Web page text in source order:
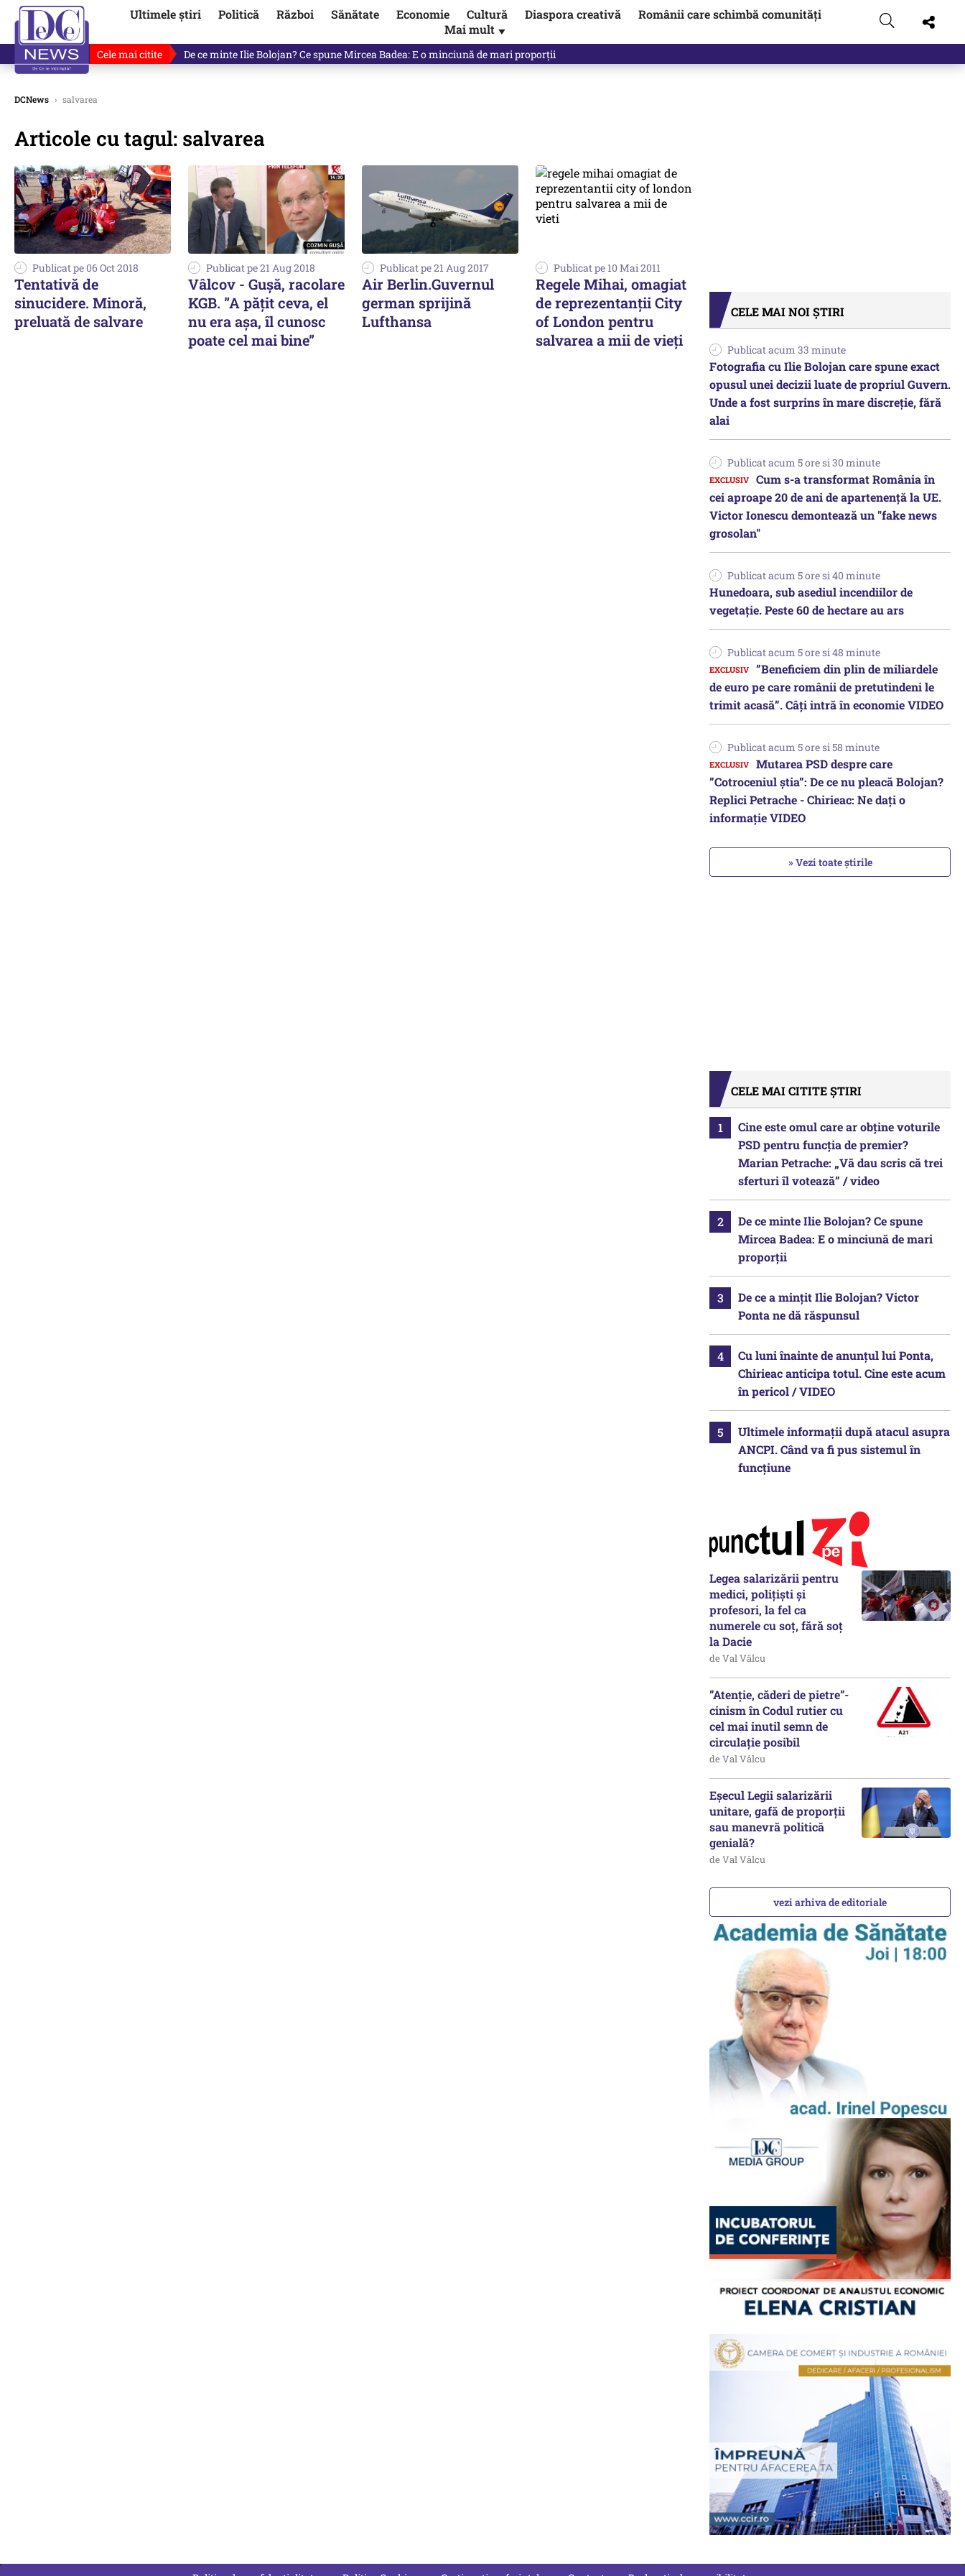
Ultimele știri Politică Război Sănătate Economie Cultură Diaspora creativă
Românii care schimbă comunități
Mai mult ▼
Cele mai citite De ce a mințit Ilie Bolojan? Victor Ponta ne dă răspunsul
DCNews › salvarea
Articole cu tagul: salvarea
Publicat pe 06 Oct 2018
Tentativă de
sinucidere. Minoră,
preluată de salvare
Publicat pe 21 Aug 2018
Vâlcov - Gușă, racolare
KGB. ”A pățit ceva, el
nu era așa, îl cunosc
poate cel mai bine”
Publicat pe 21 Aug 2017
Air Berlin.Guvernul
german sprijină
Lufthansa
Publicat pe 10 Mai 2011
Regele Mihai, omagiat
de reprezentanţii City
of London pentru
salvarea a mii de vieţi
CELE MAI NOI ȘTIRI
Publicat acum 33 minute
Fotografia cu Ilie Bolojan care spune exact
opusul unei decizii luate de propriul Guvern.
Unde a fost surprins în mare discreție, fără
alai
Publicat acum 5 ore si 30 minute
Cum s-a transformat România în
cei aproape 20 de ani de apartenență la UE.
Victor Ionescu demontează un "fake news
grosolan"
Publicat acum 5 ore si 40 minute
Hunedoara, sub asediul incendiilor de
vegetație. Peste 60 de hectare au ars
Publicat acum 5 ore si 48 minute
”Beneficiem din plin de miliardele
de euro pe care românii de pretutindeni le
trimit acasă”. Câți intră în economie VIDEO
Publicat acum 5 ore si 58 minute
Mutarea PSD despre care
”Cotroceniul știa”: De ce nu pleacă Bolojan?
Replici Petrache - Chirieac: Ne dați o
informație VIDEO
» Vezi toate știrile
CELE MAI CITITE ȘTIRI
Cine este omul care ar obține voturile
PSD pentru funcția de premier?
Marian Petrache: „Vă dau scris că trei
sferturi îl votează” / video
De ce minte Ilie Bolojan? Ce spune
Mircea Badea: E o minciună de mari
proporții
De ce a mințit Ilie Bolojan? Victor
Ponta ne dă răspunsul
Cu luni înainte de anunțul lui Ponta,
Chirieac anticipa totul. Cine este acum
în pericol / VIDEO
Ultimele informații după atacul asupra
ANCPI. Când va fi pus sistemul în
funcțiune
Legea salarizării pentru
medici, polițiști și
profesori, la fel ca
numerele cu soț, fără soț
la Dacie
de Val Vâlcu
”Atenție, căderi de pietre”-
cinism în Codul rutier cu
cel mai inutil semn de
circulație posibil
de Val Vâlcu
Eșecul Legii salarizării
unitare, gafă de proporții
sau manevră politică
genială?
de Val Vâlcu
vezi arhiva de editoriale